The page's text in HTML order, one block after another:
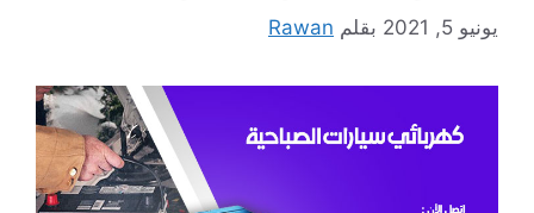
يونيو 5, 2021 بقلم Rawan